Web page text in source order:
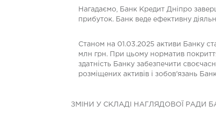
Нагадаємо, Банк Кредит Дніпро
прибуток. Банк веде ефективну
Станом на 01.03.2025 активи Банку
млн грн. При цьому норматив
здатність Банку забезпечити
розміщених активів і зобов'язань
ЗМІНИ У СКЛАДІ НАГЛЯДОВОЇ РАДИ